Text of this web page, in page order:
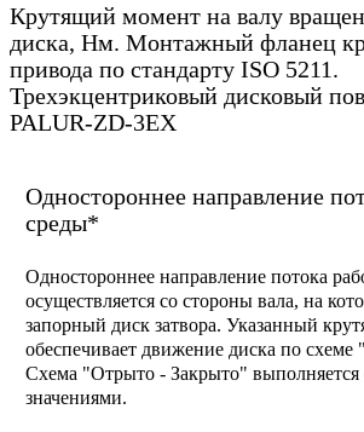
Крутящий момент на валу
диска, Нм. Монтажный фланец
привода по стандарту ISO 5211.
Трехэкцентриковый дисковый
PALUR-ZD-3EX
Одностороннее направление
среды*
Одностороннее направление потока
осуществляется со стороны вала, на
запорный диск затвора. Указанный
обеспечивает движение диска по
Схема "Отрыто - Закрыто"
значениями.